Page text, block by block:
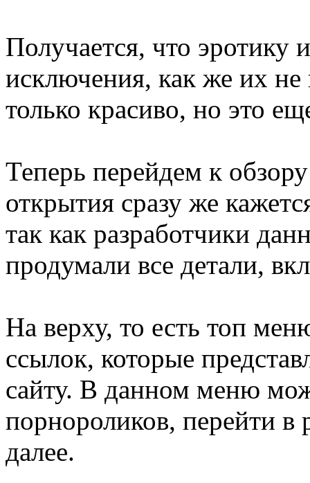
Получается, что эротику
исключения, как же их не
только красиво, но это
Теперь перейдем к
открытия сразу же
так как разработчики
продумали все детали,
На верху, то есть топ
ссылок, которые
сайту. В данном меню
порнороликов, перейти в
далее.